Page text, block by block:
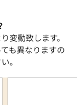
変動致します。
も異なりますの
。